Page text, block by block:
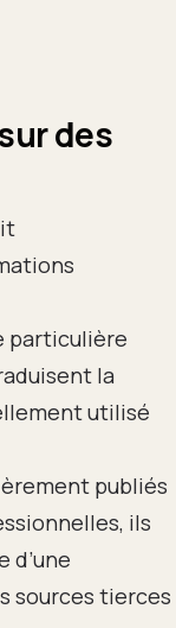
des
particulière
la
utilisé
publiés
ils
d’une
sources tierces